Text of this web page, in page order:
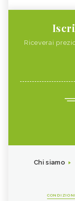
Riceverai
Chi siamo